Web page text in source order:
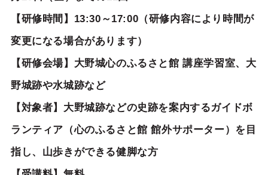
【研修時間】13:30～17:00（研修内容により時間が
変更になる場合があります）
【研修会場】大野城心のふるさと館 講座学習室、大
野城跡や水城跡など
【対象者】大野城跡などの史跡を案内するガイドボ
ランティア（心のふるさと館 館外サポーター）を目
指し、山歩きができる健脚な方